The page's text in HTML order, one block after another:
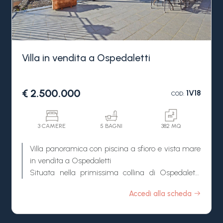
Villa in vendita a Ospedaletti
€ 2.500.000 COD.1V18
3 CAMERE 5 BAGNI 382 MQ
Villa panoramica con piscina a sfioro e vista mare
in vendita a Ospedaletti
Situata nella primissima collina di Ospedaletti,
di una splendida vista panoramica sul mare e
Accedi alla scheda